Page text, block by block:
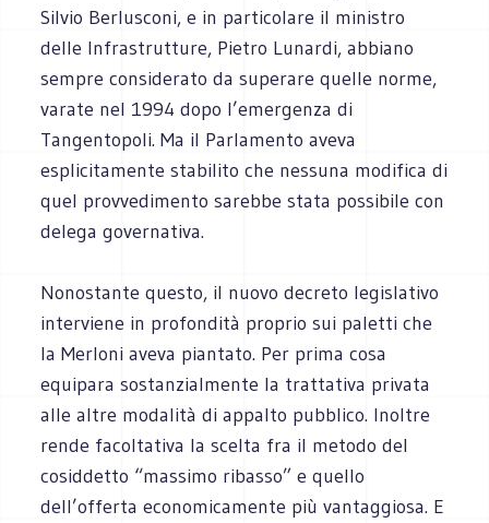
Silvio Berlusconi, e in particolare il ministro
delle Infrastrutture, Pietro Lunardi, abbiano
sempre considerato da superare quelle norme,
varate nel 1994 dopo l’emergenza di
Tangentopoli. Ma il Parlamento aveva
esplicitamente stabilito che nessuna modifica di
quel provvedimento sarebbe stata possibile con
delega governativa.
Nonostante questo, il nuovo decreto legislativo
interviene in profondità proprio sui paletti che
la Merloni aveva piantato. Per prima cosa
equipara sostanzialmente la trattativa privata
alle altre modalità di appalto pubblico. Inoltre
rende facoltativa la scelta fra il metodo del
cosiddetto “massimo ribasso” e quello
dell’offerta economicamente più vantaggiosa. E